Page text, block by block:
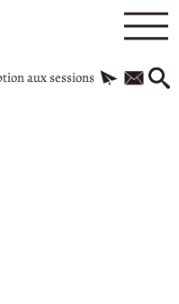
aux sessions